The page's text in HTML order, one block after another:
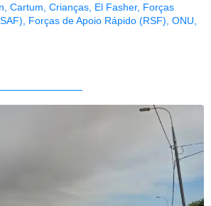
Cartum Crianças El Fasher, Forças
Forças de Apoio Rápido (RSF) ONU